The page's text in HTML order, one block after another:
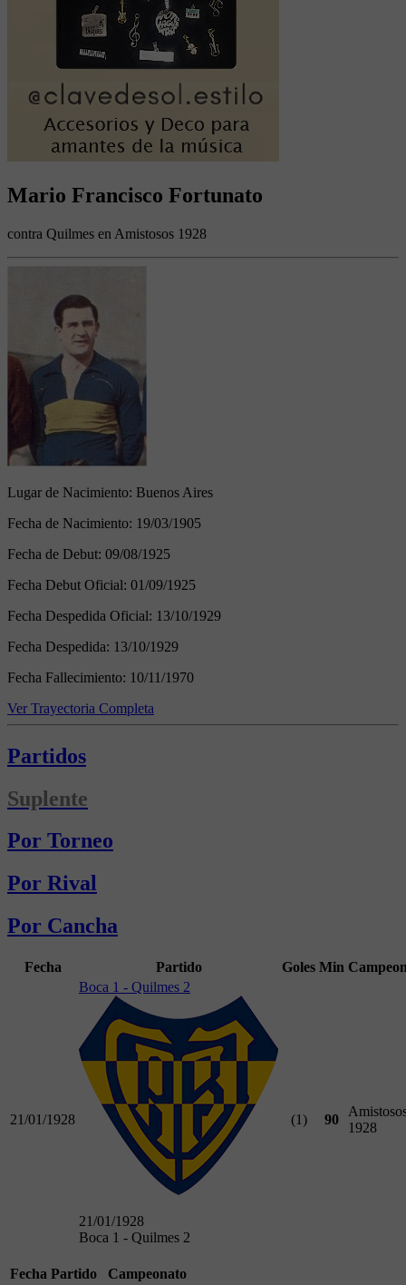
Mario Francisco Fortunato
contra Quilmes en Amistosos 1928
Lugar de Nacimiento: Buenos Aires
Fecha de Nacimiento: 19/03/1905
Fecha de Debut: 09/08/1925
Fecha Debut Oficial: 01/09/1925
Fecha Despedida Oficial: 13/10/1929
Fecha Despedida: 13/10/1929
Fecha Fallecimiento: 10/11/1970
Ver Trayectoria Completa
Partidos
Suplente
Por Torneo
Por Rival
Por Cancha
Fecha Partido Goles Min
21/01/1928
Boca 1 - Quilmes 2
21/01/1928
Boca 1 - Quilmes 2
(1) 90
1928
Fecha Partido Campeonato